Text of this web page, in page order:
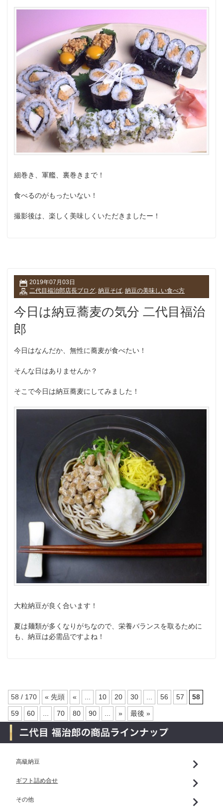
細巻き、軍艦、裏巻きまで！
食べるのがもったいない！
撮影後は、楽しく美味しくいただきましたー！
2019年07月03日
二代目福治郎店長ブログ, 納豆そば, 納豆の美味しい食べ方
今日は納豆蕎麦の気分 二代目福治
郎
今日はなんだか、無性に蕎麦が食べたい！
そんな日はありませんか？
そこで今日は納豆蕎麦にしてみました！
大粒納豆が良く合います！
夏は麺類が多くなりがちなので、栄養バランスを取るために
も、納豆は必需品ですよね！
58 / 170 « 先頭 « 10 20 30 56 57 58
59 60 70 80 90 » 最後 »
高級納豆
ギフト詰め合せ
その他